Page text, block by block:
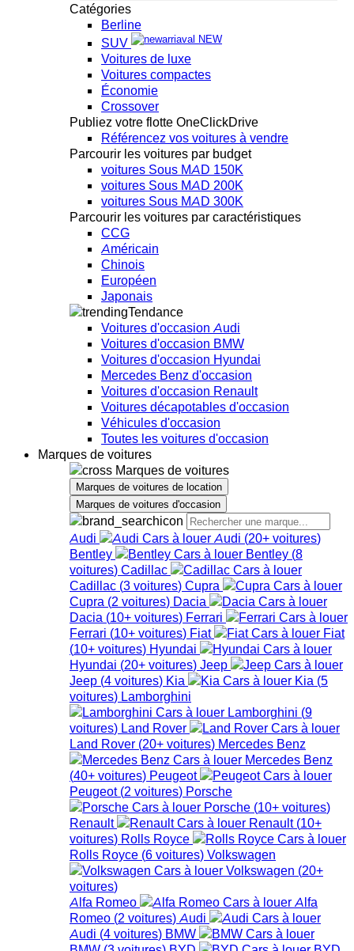
Catégories
Berline
SUV
NEW
Voitures de luxe
Voitures compactes
Économie
Crossover
Publiez votre flotte OneClickDrive
Référencez vos voitures à vendre
Parcourir les voitures par budget
voitures Sous MAD 150K
voitures Sous MAD 200K
voitures Sous MAD 300K
Parcourir les voitures par caractéristiques
CCG
Américain
Chinois
Européen
Japonais
Tendance
Voitures d'occasion Audi
Voitures d'occasion BMW
Voitures d'occasion Hyundai
Mercedes Benz d'occasion
Voitures d'occasion Renault
Voitures décapotables d'occasion
Véhicules d'occasion
Toutes les voitures d'occasion
Marques de voitures
Marques de voitures
Marques de voitures de location
Marques de voitures d'occasion
Audi Audi (20+ voitures)
Bentley
Bentley (8
voitures) Cadillac
Cadillac (3 voitures) Cupra
Cupra (2 voitures) Dacia
Dacia (10+ voitures) Ferrari
Ferrari (10+ voitures) Fiat
Fiat
(10+ voitures) Hyundai
Hyundai (20+ voitures) Jeep
Jeep (4 voitures) Kia Kia (5
voitures) Lamborghini
Lamborghini (9
voitures) Land Rover
Land Rover (20+ voitures) Mercedes Benz
Mercedes Benz
(40+ voitures) Peugeot
Peugeot (2 voitures) Porsche
Porsche (10+ voitures)
Renault
Renault (10+
voitures) Rolls Royce
Rolls Royce (6 voitures) Volkswagen
Volkswagen (20+
voitures)
Alfa Romeo
Alfa
Romeo (2 voitures) Audi
Audi (4 voitures) BMW